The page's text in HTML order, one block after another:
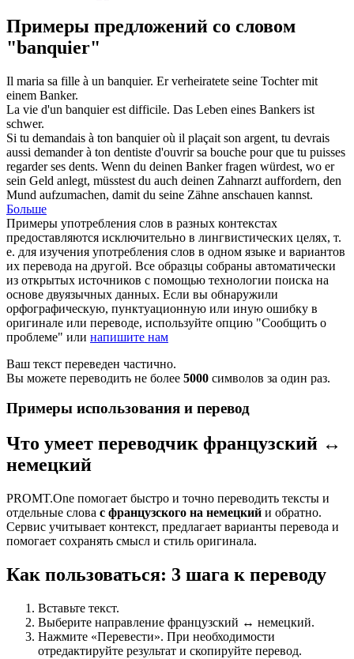
Примеры предложений со словом
"banquier"
Il maria sa fille à un banquier. Er verheiratete seine Tochter mit
einem Banker.
La vie d'un banquierest difficile. Das Leben eines Bankers ist
schwer.
Si tu demandais à ton banquieroù il plaçait son argent, tu devrais
aussi demander à ton dentiste d'ouvrir sa bouche pour que tu puisses
regarder ses dents. Wenn du deinen Bankerfragen würdest, wo er
sein Geld anlegt, müsstest du auch deinen Zahnarzt auffordern, den
Mund aufzumachen, damit du seine Zähne anschauen kannst.
Больше
Примеры употребления слов в разных контекстах
предоставляются исключительно в лингвистических целях, т.
е. для изучения употребления слов в одном языке и вариантов
их перевода на другой. Все образцы собраны автоматически
из открытых источников с помощью технологии поиска на
основе двуязычных данных. Если вы обнаружили
орфографическую, пунктуационную или иную ошибку в
оригинале или переводе, используйте опцию "Сообщить о
проблеме" или напишите нам
Ваш текст переведен частично.
Вы можете переводить не более 5000 символов за один раз.
Примеры использования и перевод
Что умеет переводчик французский ↔
немецкий
PROMT.One помогает быстро и точно переводить тексты и
отдельные слова с французского на немецкий и обратно.
Сервис учитывает контекст, предлагает варианты перевода и
помогает сохранять смысл и стиль оригинала.
Как пользоваться: 3 шага к переводу
Вставьте текст.
Выберите направление французский ↔ немецкий.
Нажмите «Перевести». При необходимости
отредактируйте результат и скопируйте перевод.